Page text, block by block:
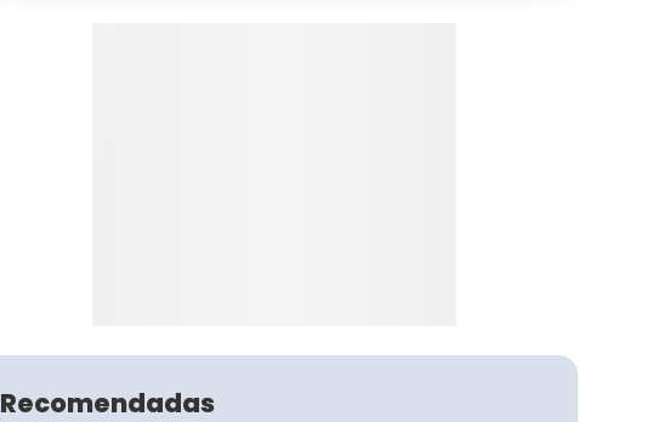
Recomendadas